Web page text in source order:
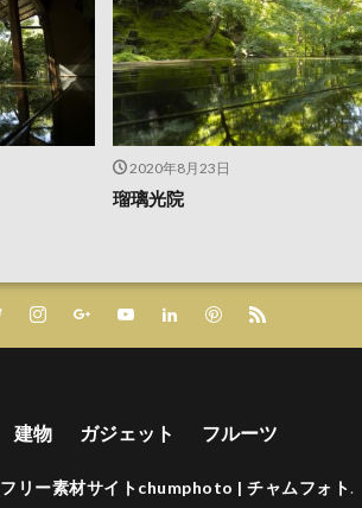
2020年8月23日
瑠璃光院
建物 ガジェット フルーツ
フリー素材サイトchumphoto | チャムフォト.